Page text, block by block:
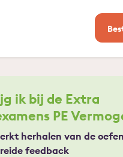
ik bij de Extra
PE
herhalen van de
feedback